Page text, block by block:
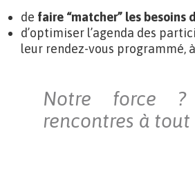
de faire “matcher” les besoins
d’optimiser l’agenda des
leur rendez-vous programmé, à
Notre force ?
rencontres à